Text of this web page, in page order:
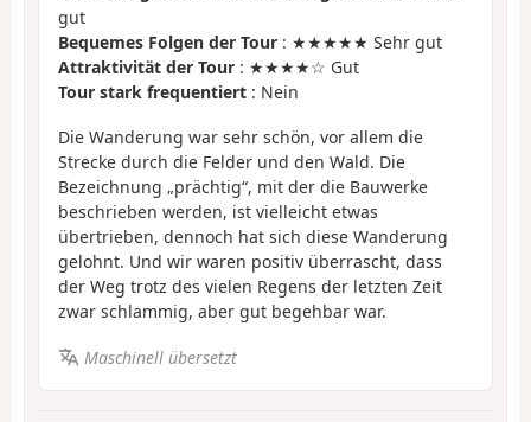
gut
Bequemes Folgen der Tour : ★★★★★ Sehr gut
Attraktivität der Tour : ★★★★☆ Gut
Tour stark frequentiert : Nein
Die Wanderung war sehr schön, vor allem die
Strecke durch die Felder und den Wald. Die
Bezeichnung „prächtig“, mit der die Bauwerke
beschrieben werden, ist vielleicht etwas
übertrieben, dennoch hat sich diese Wanderung
gelohnt. Und wir waren positiv überrascht, dass
der Weg trotz des vielen Regens der letzten Zeit
zwar schlammig, aber gut begehbar war.
Maschinell übersetzt